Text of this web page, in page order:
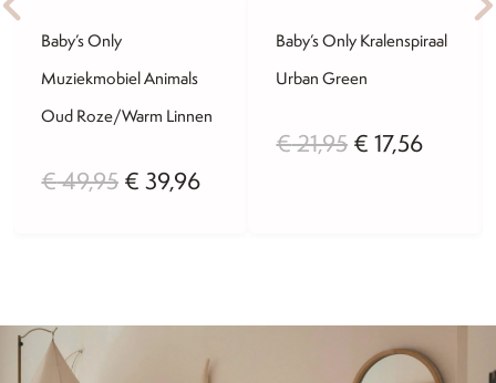
Baby’s Only
Muziekmobiel Animals
Oud Roze/Warm Linnen
€49,95 Oorspronkelijke
€ 49,95.
€ 39,96Huidige
€ 39,96.
Baby’s Only Kralenspiraal
Urban Green
€21,95 € 17,56